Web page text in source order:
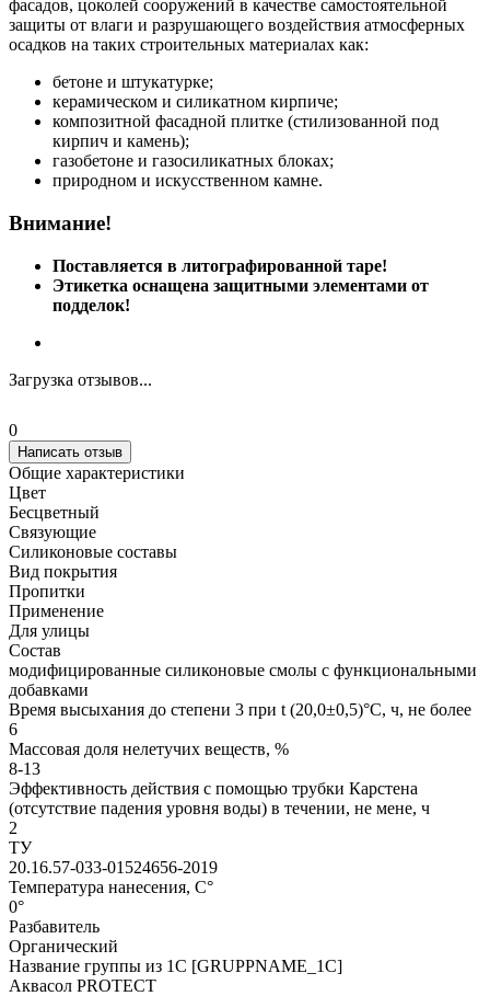
фасадов, цоколей сооружений в качестве самостоятельной
защиты от влаги и разрушающего воздействия атмосферных
осадков на таких строительных материалах как:
бетоне и штукатурке;
керамическом и силикатном кирпиче;
композитной фасадной плитке (стилизованной под
кирпич и камень);
газобетоне и газосиликатных блоках;
природном и искусственном камне.
Внимание!
Поставляется в литографированной таре!
Этикетка оснащена защитными элементами от
подделок!
Загрузка отзывов...
0
Написать отзыв
Общие характеристики
Цвет
Бесцветный
Связующие
Силиконовые составы
Вид покрытия
Пропитки
Применение
Для улицы
Состав
модифицированные силиконовые смолы с функциональными
добавками
Время высыхания до степени 3 при t (20,0±0,5)°С, ч, не более
6
Массовая доля нелетучих веществ, %
8-13
Эффективность действия с помощью трубки Карстена
(отсутствие падения уровня воды) в течении, не мене, ч
2
ТУ
20.16.57-033-01524656-2019
Температура нанесения, С°
0°
Разбавитель
Органический
Название группы из 1С [GRUPPNAME_1C]
Аквасол PROTECT